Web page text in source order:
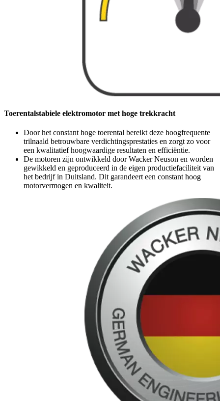
Toerentalstabiele elektromotor met hoge trekkracht
Door het constant hoge toerental bereikt deze hoogfrequente
trilnaald betrouwbare verdichtingsprestaties en zorgt zo voor
een kwalitatief hoogwaardige resultaten en efficiëntie.
De motoren zijn ontwikkeld door Wacker Neuson en worden
gewikkeld en geproduceerd in de eigen productiefaciliteit van
het bedrijf in Duitsland. Dit garandeert een constant hoog
motorvermogen en kwaliteit.